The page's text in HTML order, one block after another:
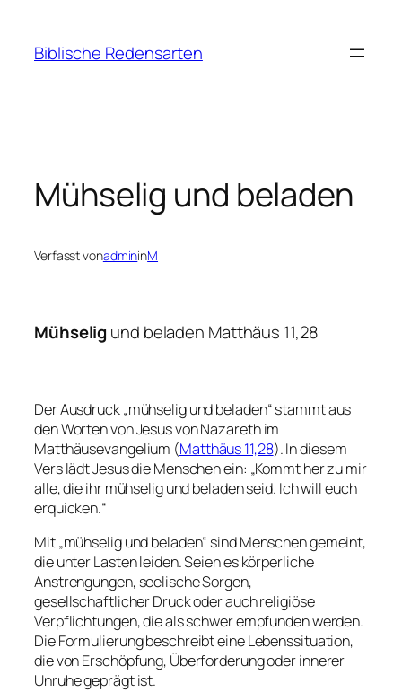
springen
Biblische Redensarten
Mühselig und beladen
Verfasst vonadmininM
Mühselig und beladen Matthäus 11,28
Der Ausdruck „mühselig und beladen“ stammt aus
den Worten von Jesus von Nazareth im
Matthäusevangelium (Matthäus 11,28). In diesem
Vers lädt Jesus die Menschen ein: „Kommt her zu mir
alle, die ihr mühselig und beladen seid. Ich will euch
erquicken.“
Mit „mühselig und beladen“ sind Menschen gemeint,
die unter Lasten leiden. Seien es körperliche
Anstrengungen, seelische Sorgen,
gesellschaftlicher Druck oder auch religiöse
Verpflichtungen, die als schwer empfunden werden.
Die Formulierung beschreibt eine Lebenssituation,
die von Erschöpfung, Überforderung oder innerer
Unruhe geprägt ist.